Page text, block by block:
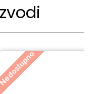
Nedostupno